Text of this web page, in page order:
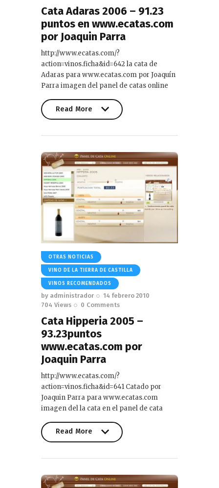
Cata Adaras 2006 – 91.23
puntos en www.ecatas.com
por Joaquin Parra
http://www.ecatas.com/?
action=vinos.ficha&id=642 la cata de
Adaras para www.ecatas.com por Joaquín
Parra imagen del panel de catas online
Read More
OTRAS NOTICIAS
VINO DE LA TIERRA DE CASTILLA
VINOS RECOMENDADOS
by administrador
14 febrero 2010
704 Views 0 Comments
Cata Hipperia 2005 –
93.23puntos
www.ecatas.com por
Joaquin Parra
http://www.ecatas.com/?
action=vinos.ficha&id=641 Catado por
Joaquin Parra para www.ecatas.com
imagen del la cata en el panel de cata
Read More